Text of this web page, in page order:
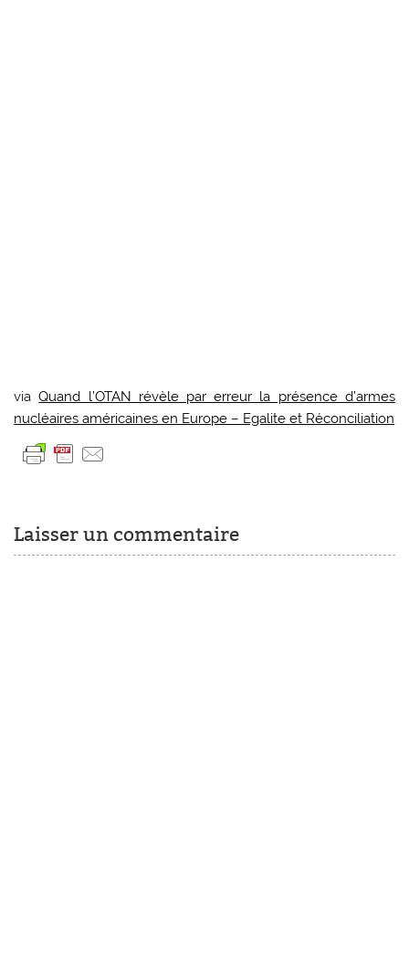
viaQuand l’OTAN révèle par erreur la présence d’armes
nucléaires américaines en Europe – Egalite et Réconciliation
Laisser un commentaire